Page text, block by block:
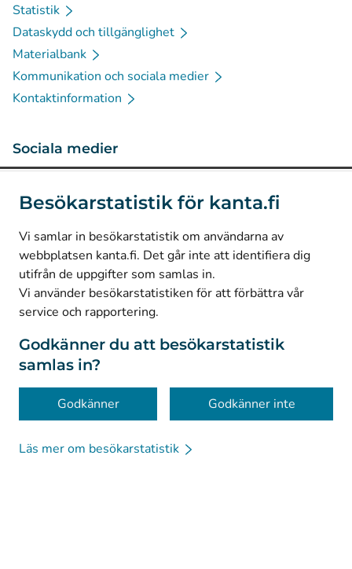
Besökarstatistik för kanta.fi
Vi samlar in besökarstatistik om användarna av
webbplatsen kanta.fi. Det går inte att identifiera dig
utifrån de uppgifter som samlas in.
Vi använder besökarstatistiken för att förbättra vår
service och rapportering.
Godkänner du att besökarstatistik
samlas in?
Godkänner Godkänner inte
Läs mer om besökarstatistik
Statistik
Dataskydd och tillgänglighet
Materialbank
Kommunikation och sociala medier
Kontaktinformation
Sociala medier
LinkedIn(Avautuu uuteen välilehteen)
Facebook
Avautuu uuteen välilehteen)
© Kanta-Palvelut, Kansaneläkelaitos
Dataskydd
Om webbplatsen
Tillgänglighet
Kakor